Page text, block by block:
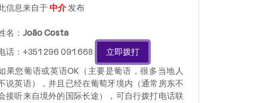
信息来自于中介发布
名： João Costa
话：+351 296 091 668
立即拨打
果您葡语或英语OK（主要是葡语，很多当地人
说英语），并且已经在葡萄牙境内（通常房东不
接听来自境外的国际长途），可自行拨打电话联